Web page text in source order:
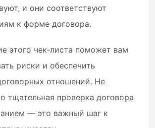
и они соответствуют
к форме договора.
этого чек-листа поможет вам
риски и обеспечить
отношений. Не
тщательная проверка договора
— это важный шаг к